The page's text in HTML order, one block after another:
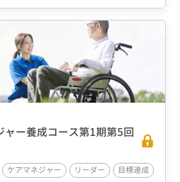
ャー養成コース第1期第5回
ケアマネジャー リーダー 目標達成